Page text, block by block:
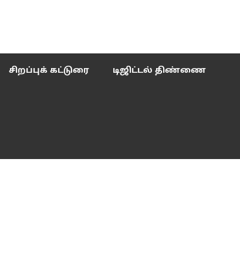
சிறப்புக் கட்டுரை டிஜிட்டல் திண்ணை